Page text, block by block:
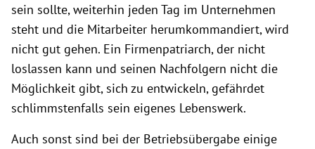
sein sollte, weiterhin jeden Tag im Unternehmen
steht und die Mitarbeiter herumkommandiert, wird
nicht gut gehen. Ein Firmenpatriarch, der nicht
loslassen kann und seinen Nachfolgern nicht die
Möglichkeit gibt, sich zu entwickeln, gefährdet
schlimmstenfalls sein eigenes Lebenswerk.
Auch sonst sind bei der Betriebsübergabe einige